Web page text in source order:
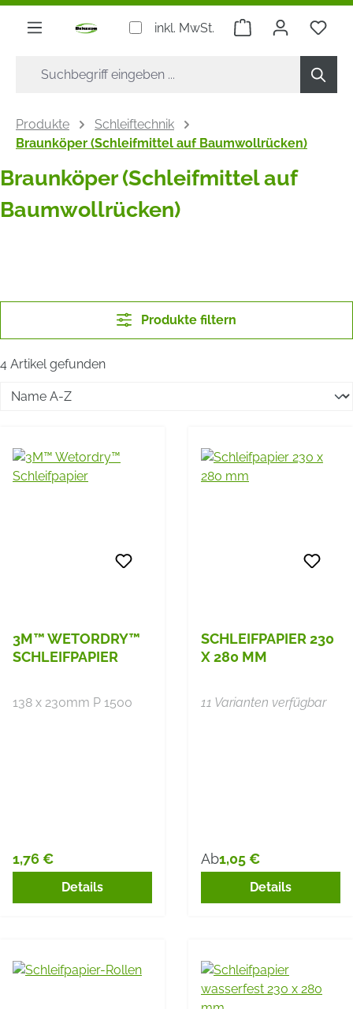
springen
inkl. MwSt. Warenkorb Du
Produkte
Schleiftechnik
Braunköper (Schleifmittel auf Baumwollrücken)
Braunköper (Schleifmittel auf
Baumwollrücken)
Produkte filtern
4 Artikel gefunden
3M™ WETORDRY™
SCHLEIFPAPIER
138 x 230mm P 1500
Regulärer Preis:
1,76 €
Details
SCHLEIFPAPIER 230
X 280 MM
11 Varianten verfügbar
Regulärer Preis:
Ab1,05 €
Details